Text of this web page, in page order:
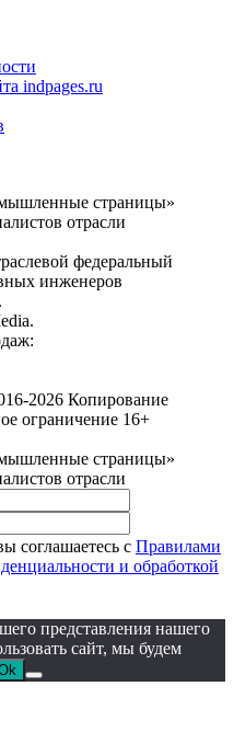
indpages.ru
страницы»
отрасли
федеральный
инженеров
2026 Копирование
ограничение 16+
страницы»
отрасли
соглашаетесь с Правилами
и обработкой
представления нашего
сайт, мы будем